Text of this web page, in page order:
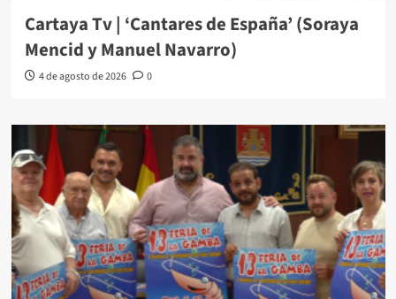
Cartaya Tv | ‘Cantares de España’ (Soraya
Mencid y Manuel Navarro)
4 de agosto de 2026 0